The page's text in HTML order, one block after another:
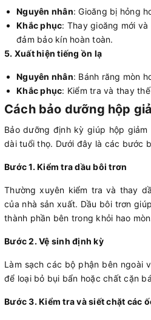
Nguyên nhân: Gioăng bị hỏng
Khắc phục: Thay gioăng mới
đảm bảo kín hoàn toàn.
5. Xuất hiện tiếng ồn lạ
Nguyên nhân: Bánh răng mòn
Khắc phục: Kiểm tra và thay
Cách bảo dưỡng hộp
Bảo dưỡng định kỳ giúp hộp
dài tuổi thọ. Dưới đây là các bước
Bước 1. Kiểm tra dầu bôi trơn
Thường xuyên kiểm tra và thay
của nhà sản xuất. Dầu bôi trơn
thành phần bên trong khỏi hao
Bước 2. Vệ sinh định kỳ
Làm sạch các bộ phận bên ngoài
để loại bỏ bụi bẩn hoặc chất cặn
Bước 3. Kiểm tra và siết chặt các